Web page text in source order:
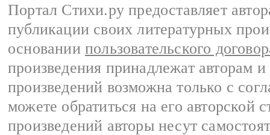
Портал Стихи.ру предоставляет
публикации своих литературных
основании пользовательского
произведения принадлежат авторам
произведений возможна только с
можете обратиться на его авторской
произведений авторы несут